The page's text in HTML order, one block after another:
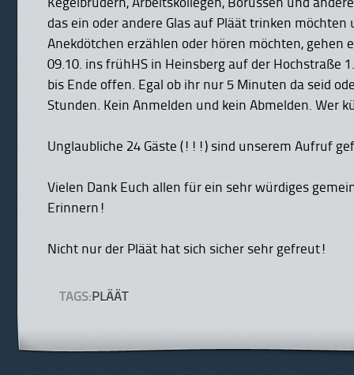
Kegelbrüdern, Arbeitskollegen, Borussen und
das ein oder andere Glas auf Pläät trinken möchten
Anekdötchen erzählen oder hören möchten, gehen
09.10. ins frühHS in Heinsberg auf der Hochstraße
bis Ende offen. Egal ob ihr nur 5 Minuten da seid
Stunden. Kein Anmelden und kein Abmelden. Wer
Unglaubliche 24 Gäste (!!!) sind unserem Aufruf
Vielen Dank Euch allen für ein sehr würdiges
Erinnern!
Nicht nur der Pläät hat sich sicher sehr gefreut!
TAGS: PLÄÄT